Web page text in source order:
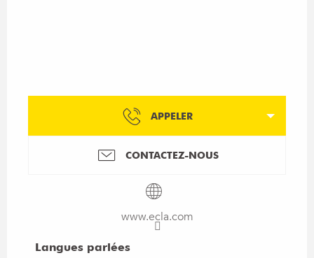
APPELER
CONTACTEZ-NOUS
www.ecla.com
Langues parlées
Langues parlées